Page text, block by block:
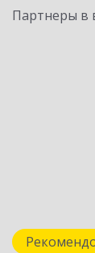
Партнеры в